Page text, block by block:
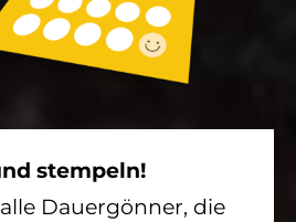
stempeln!
Dauergönner, die